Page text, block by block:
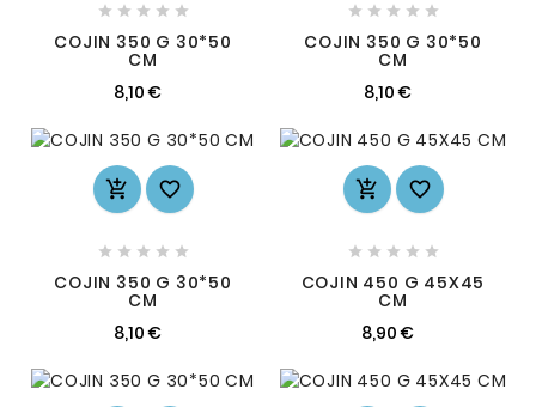
    
COJIN 350 G 30*50
CM
8,10 €
    
COJIN 350 G 30*50
CM
8,10 €
 
    
COJIN 350 G 30*50
CM
8,10 €
 
    
COJIN 450 G 45X45
CM
8,90 €